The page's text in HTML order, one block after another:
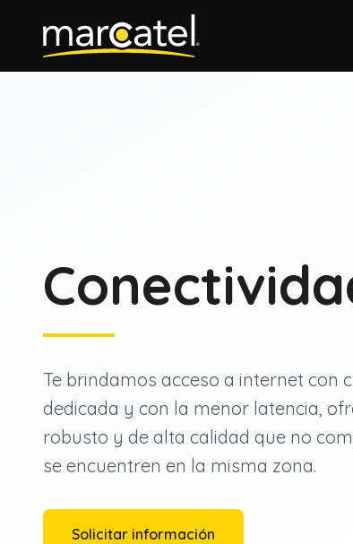
Te brindamos acceso a internet con
dedicada y con la menor latencia,
robusto y de alta calidad que no
se encuentren en la misma zona.
Solicitar información